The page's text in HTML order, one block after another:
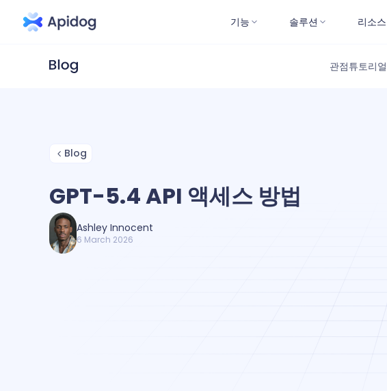
기능 솔루션 리소스
관점튜토리얼
Blog
GPT-5.4 API 액세스 방법
Ashley Innocent
6 March 2026